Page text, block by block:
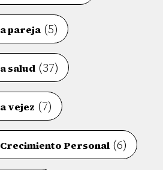
pareja(5)
salud (37)
vejez (7)
Personal (6)